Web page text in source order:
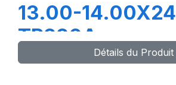
13.00-14.00X24
TR220A
Détails du Produit